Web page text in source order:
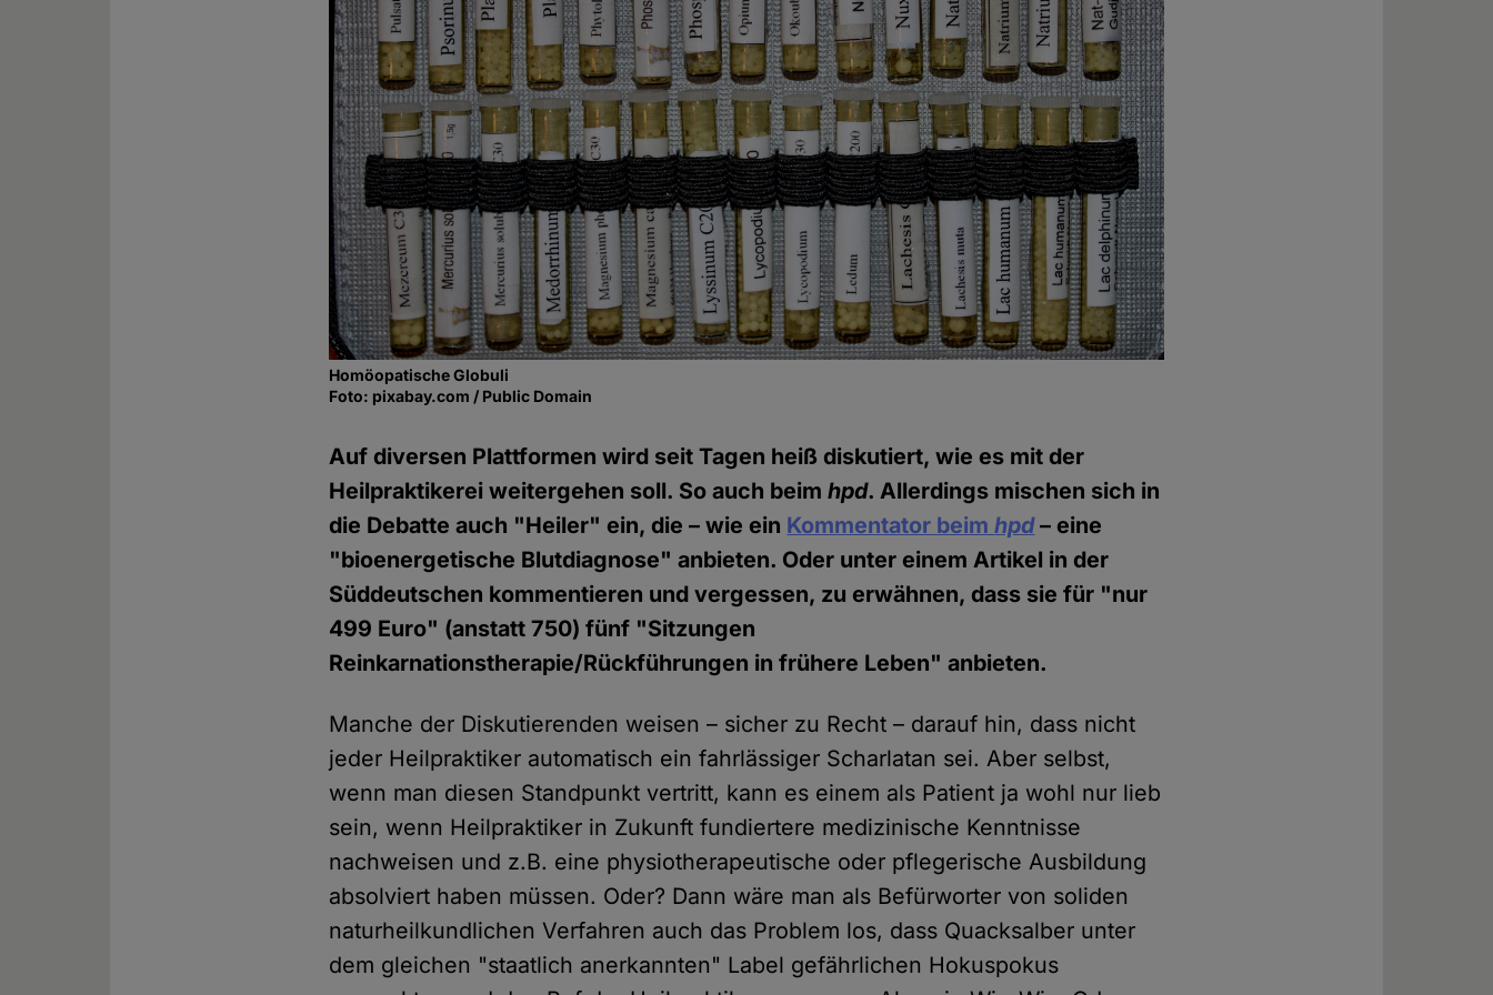
Homöopatische Globuli
Foto: pixabay.com / Public Domain
Auf diversen Plattformen wird seit Tagen heiß diskutiert, wie es mit der
Heilpraktikerei weitergehen soll. So auch beimhpd. Allerdings mischen sich in
die Debatte auch "Heiler" ein, die – wie ein Kommentator beimhpd– eine
"bioenergetische Blutdiagnose" anbieten. Oder unter einem Artikel in der
Süddeutschen kommentieren und vergessen, zu erwähnen, dass sie für "nur
499 Euro" (anstatt 750) fünf "Sitzungen
Reinkarnationstherapie/Rückführungen in frühere Leben" anbieten.
Manche der Diskutierenden weisen – sicher zu Recht – darauf hin, dass nicht
jeder Heilpraktiker automatisch ein fahrlässiger Scharlatan sei. Aber selbst,
wenn man diesen Standpunkt vertritt, kann es einem als Patient ja wohl nur lieb
sein, wenn Heilpraktiker in Zukunft fundiertere medizinische Kenntnisse
nachweisen und z.B. eine physiotherapeutische oder pflegerische Ausbildung
absolviert haben müssen. Oder? Dann wäre man als Befürworter von soliden
naturheilkundlichen Verfahren auch das Problem los, dass Quacksalber unter
dem gleichen "staatlich anerkannten" Label gefährlichen Hokuspokus